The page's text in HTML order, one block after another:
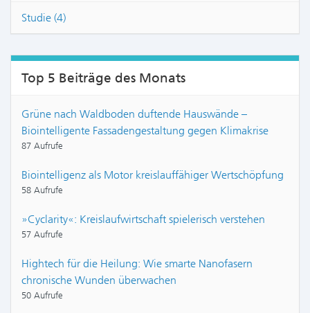
Studie (4)
Top 5 Beiträge des Monats
Grüne nach Waldboden duftende Hauswände –
Biointelligente Fassadengestaltung gegen Klimakrise
87 Aufrufe
Biointelligenz als Motor kreislauffähiger Wertschöpfung
58 Aufrufe
»Cyclarity«: Kreislaufwirtschaft spielerisch verstehen
57 Aufrufe
Hightech für die Heilung: Wie smarte Nanofasern
chronische Wunden überwachen
50 Aufrufe